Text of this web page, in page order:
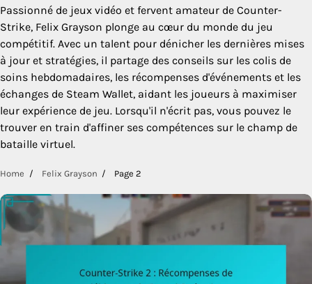
Passionné de jeux vidéo et fervent amateur de Counter-
Strike, Felix Grayson plonge au cœur du monde du jeu
compétitif. Avec un talent pour dénicher les dernières mises
à jour et stratégies, il partage des conseils sur les colis de
soins hebdomadaires, les récompenses d'événements et les
échanges de Steam Wallet, aidant les joueurs à maximiser
leur expérience de jeu. Lorsqu'il n'écrit pas, vous pouvez le
trouver en train d'affiner ses compétences sur le champ de
bataille virtuel.
Home Felix Grayson Page 2